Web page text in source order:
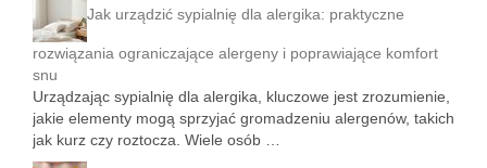
Jak urządzić sypialnię dla alergika: praktyczne
rozwiązania ograniczające alergeny i poprawiające komfort
snu
Urządzając sypialnię dla alergika, kluczowe jest zrozumienie,
jakie elementy mogą sprzyjać gromadzeniu alergenów, takich
jak kurz czy roztocza. Wiele osób …